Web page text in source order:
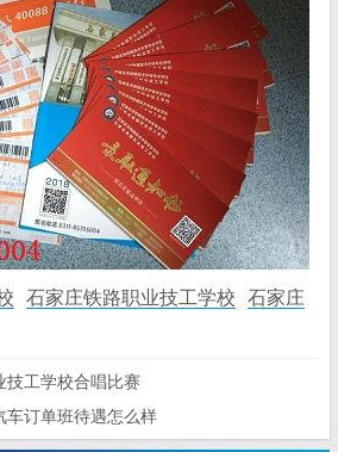
石家庄铁路职业技工学校
石家庄
技工学校合唱比赛
车订单班待遇怎么样